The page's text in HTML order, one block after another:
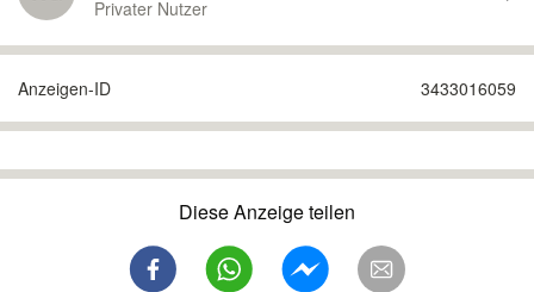
Privater Nutzer
Anzeigen-ID 3433016059
Diese Anzeige teilen